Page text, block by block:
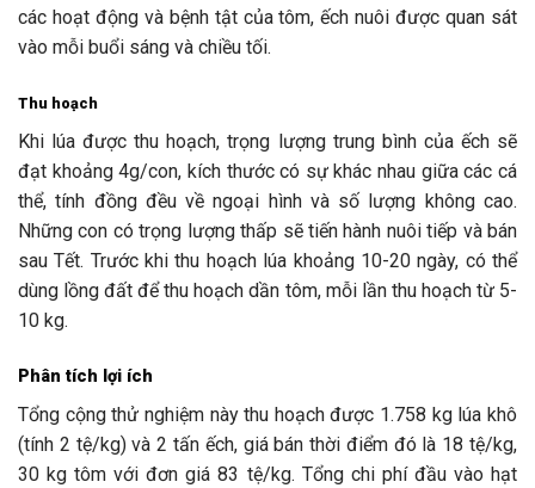
các hoạt động và bệnh tật của tôm, ếch nuôi được quan sát
vào mỗi buổi sáng và chiều tối.
Thu hoạch
Khi lúa được thu hoạch, trọng lượng trung bình của ếch sẽ
đạt khoảng 4g/con, kích thước có sự khác nhau giữa các cá
thể, tính đồng đều về ngoại hình và số lượng không cao.
Những con có trọng lượng thấp sẽ tiến hành nuôi tiếp và bán
sau Tết. Trước khi thu hoạch lúa khoảng 10-20 ngày, có thể
dùng lồng đất để thu hoạch dần tôm, mỗi lần thu hoạch từ 5-
10 kg.
Phân tích lợi ích
Tổng cộng thử nghiệm này thu hoạch được 1.758 kg lúa khô
(tính 2 tệ/kg) và 2 tấn ếch, giá bán thời điểm đó là 18 tệ/kg,
30 kg tôm với đơn giá 83 tệ/kg. Tổng chi phí đầu vào hạt